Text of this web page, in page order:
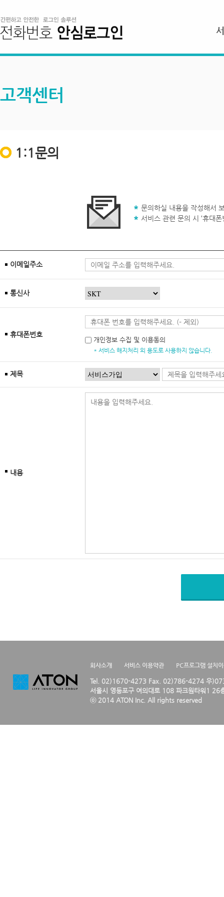
고객센터
1:1문의
문의하실 내용을 작성해서
서비스 관련 문의 시 ‘휴대
이메일주소
통신사
휴대폰번호
개인정보 수집 및 이용동의
* 서비스 해지처리 외 용도로 사용하지 않습니다.
제목
내용
회사소개 서비스 이용약관 PC프로그램 설치
Tel. 02)1670-4273 Fax. 02)786-4274 우
서울시 영등포구 여의대로 108 파크원타워1 26
ⓒ 2014 ATON Inc. All rights reserved